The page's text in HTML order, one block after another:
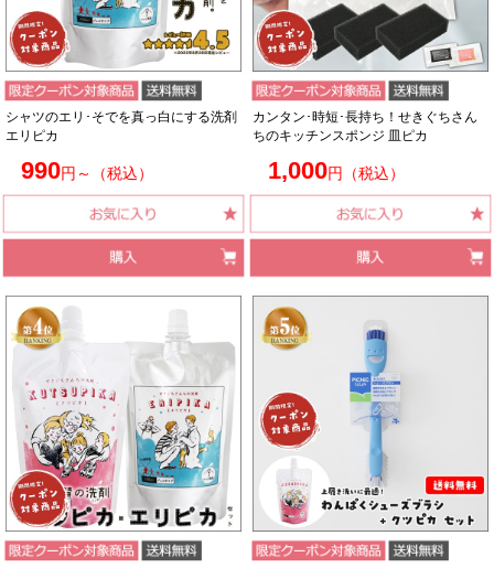
シャツのエリ･そでを真っ白にする洗剤
エリピカ
カンタン･時短･長持ち！せきぐちさん
ちのキッチンスポンジ 皿ピカ
990円～（税込） 1,000円（税込）